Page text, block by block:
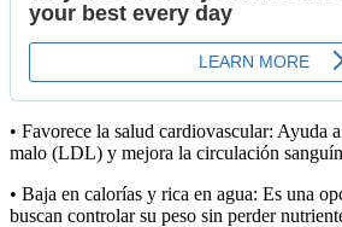
• Favorece la salud cardiovascular: Ayuda
malo (LDL) y mejora la circulación
• Baja en calorías y rica en agua: Es una
buscan controlar su peso sin perder